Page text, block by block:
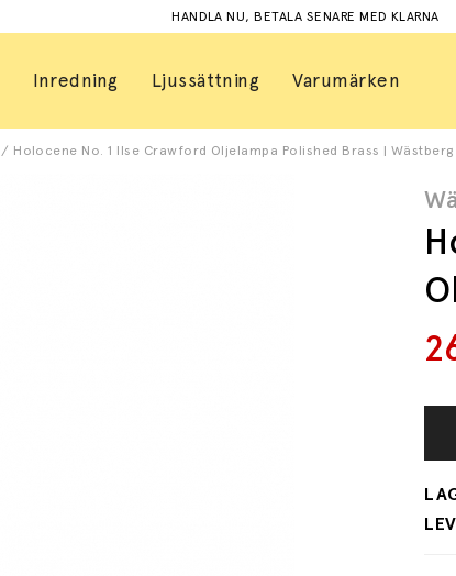
HANDLA NU, BETALA SENARE MED KLARNA
Inredning Ljussättning Varumärken
/ Holocene No. 1 Ilse Crawford Oljelampa Polished Brass |